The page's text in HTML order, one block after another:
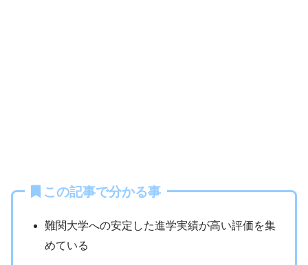
この記事で分かる事
難関大学への安定した進学実績が高い評価を集
めている